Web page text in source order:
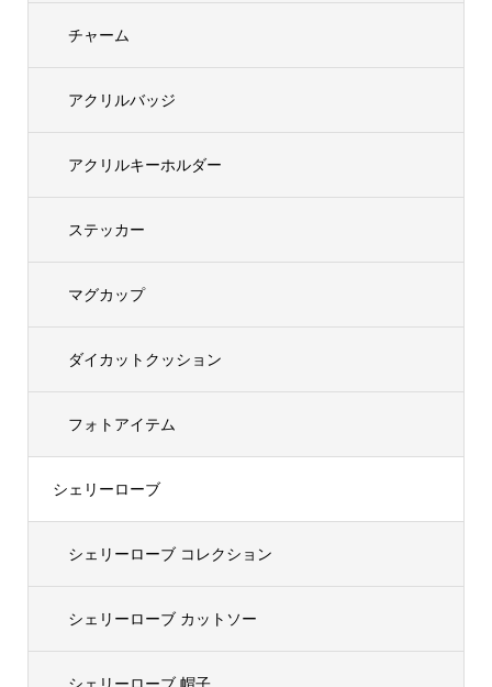
チャーム
アクリルバッジ
アクリルキーホルダー
ステッカー
マグカップ
ダイカットクッション
フォトアイテム
シェリーローブ
シェリーローブ コレクション
シェリーローブ カットソー